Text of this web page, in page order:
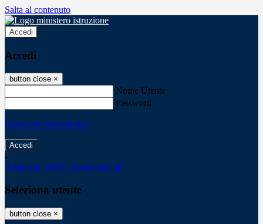
Salta al contenuto
Accedi
Accedi
button close ×
Nome Utente
Password
Password dimenticata?
-
Entra con SPID Entra con CIE
Seleziona utente
button close ×